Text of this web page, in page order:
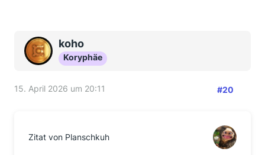
koho
Koryphäe
15. April 2026 um 20:11 #20
Zitat von Planschkuh